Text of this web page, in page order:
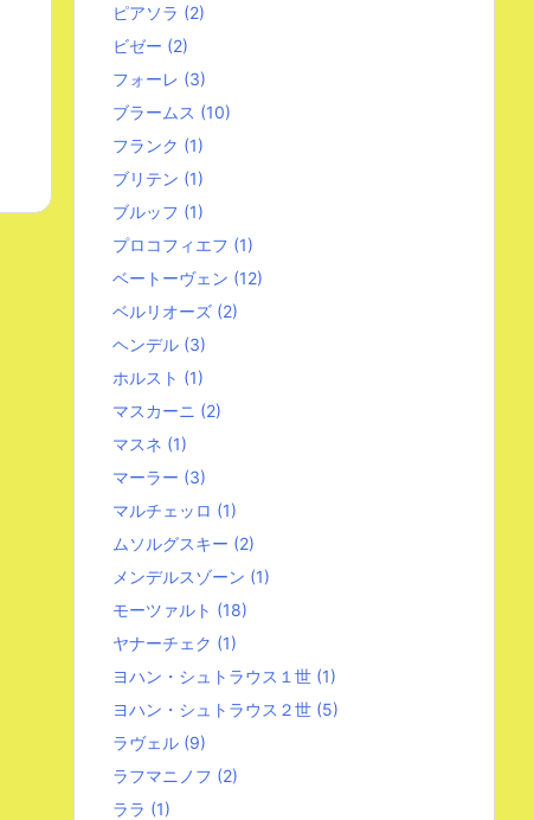
ピアソラ (2)
ビゼー (2)
フォーレ (3)
ブラームス (10)
フランク (1)
ブリテン (1)
ブルッフ (1)
プロコフィエフ (1)
ベートーヴェン (12)
ベルリオーズ (2)
ヘンデル (3)
ホルスト (1)
マスカーニ (2)
マスネ (1)
マーラー (3)
マルチェッロ (1)
ムソルグスキー (2)
メンデルスゾーン (1)
モーツァルト (18)
ヤナーチェク (1)
ヨハン・シュトラウス１世 (1)
ヨハン・シュトラウス２世 (5)
ラヴェル (9)
ラフマニノフ (2)
ララ (1)